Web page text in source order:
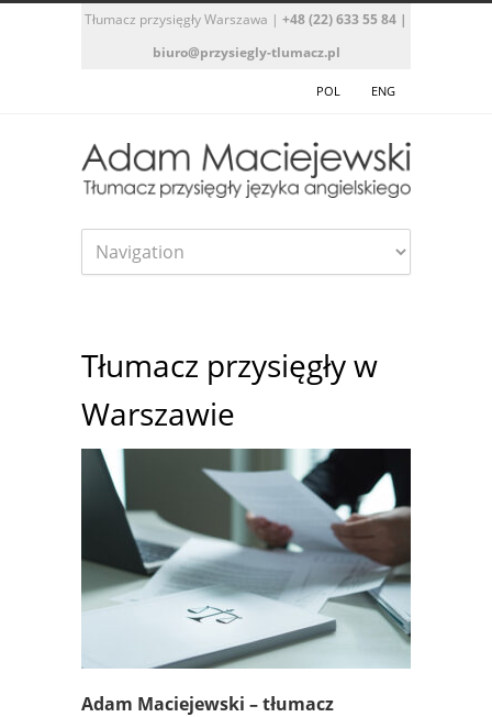
Tłumacz przysięgły Warszawa | +48 (22) 633 55 84 |
biuro@przysiegly-tlumacz.pl
POL ENG
Tłumacz przysięgły w
Warszawie
Adam Maciejewski – tłumacz